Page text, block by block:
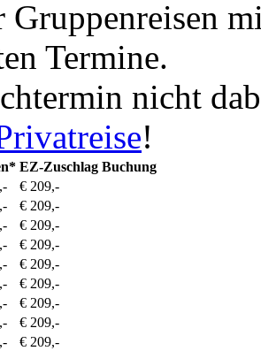
Gruppenreisen
Termine.
nicht
!
EZ-Zuschlag Buchung
€ 209,-
€ 209,-
€ 209,-
€ 209,-
€ 209,-
€ 209,-
€ 209,-
€ 209,-
€ 209,-